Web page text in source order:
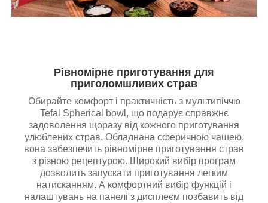
Рівномірне приготування для
приголомшливих страв
Обирайте комфорт і практичність з мультипіччю
Tefal Spherical bowl, що подарує справжнє
задоволення щоразу від кожного приготування
улюблених страв. Обладнана сферичною чашею,
вона забезпечить рівномірне приготування страв
з різною рецептурою. Широкий вибір програм
дозволить запускати приготування легким
натисканням. А комфортний вибір функцій і
налаштувань на панелі з дисплеєм позбавить від